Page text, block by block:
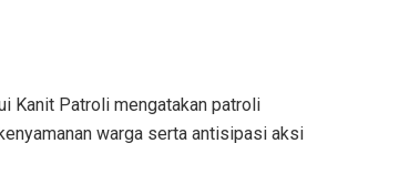
Kanit Patroli mengatakan patroli
warga serta antisipasi aksi